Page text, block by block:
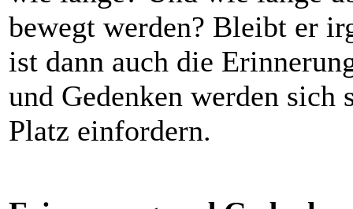
bewegt werden? Bleibt er
ist dann auch die
und Gedenken werden
Platz einfordern.